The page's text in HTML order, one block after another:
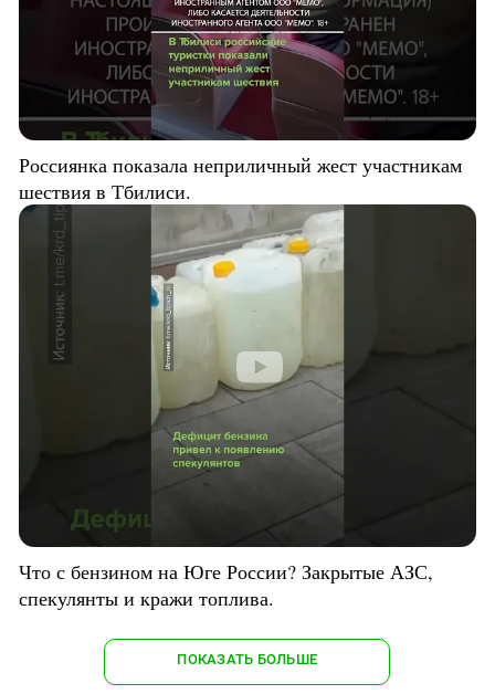
Россиянка показала неприличный жест участникам
шествия в Тбилиси.
Что с бензином на Юге России? Закрытые АЗС,
спекулянты и кражи топлива.
ПОКАЗАТЬ БОЛЬШЕ